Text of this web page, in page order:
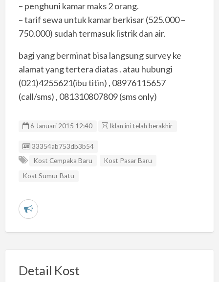
– penghuni kamar maks 2 orang.
– tarif sewa untuk kamar berkisar (525.000 –
750.000) sudah termasuk listrik dan air.
bagi yang berminat bisa langsung survey ke
alamat yang tertera diatas . atau hubungi
(021)4255621(ibu titin) , 08976115657
(call/sms) , 081310807809 (sms only)
6 Januari 2015 12:40 Iklan ini telah berakhir
Listing ID
33354ab753db3b54
Kost Cempaka Baru
Kost Pasar Baru
Kost Sumur Batu
L
r
Detail Kost